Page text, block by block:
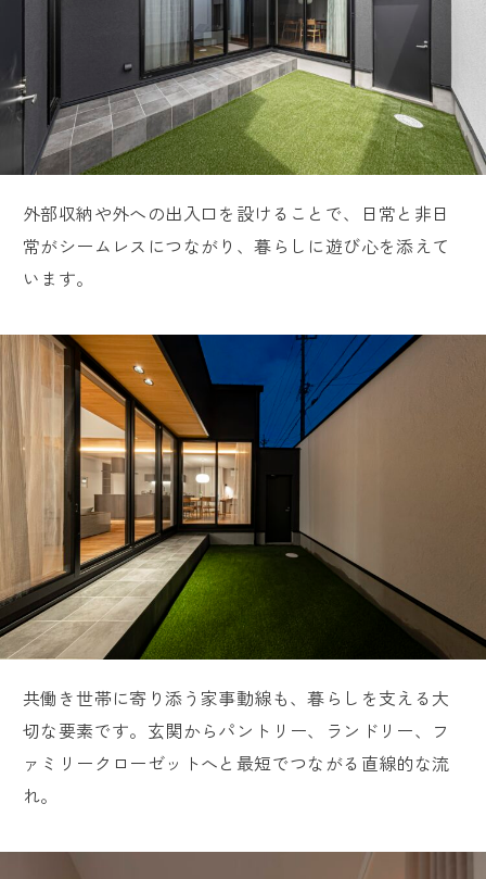
外部収納や外への出入口を設けることで、日常と非日
常がシームレスにつながり、暮らしに遊び心を添えて
います。
共働き世帯に寄り添う家事動線も、暮らしを支える大
切な要素です。玄関からパントリー、ランドリー、フ
ァミリークローゼットへと最短でつながる直線的な流
れ。